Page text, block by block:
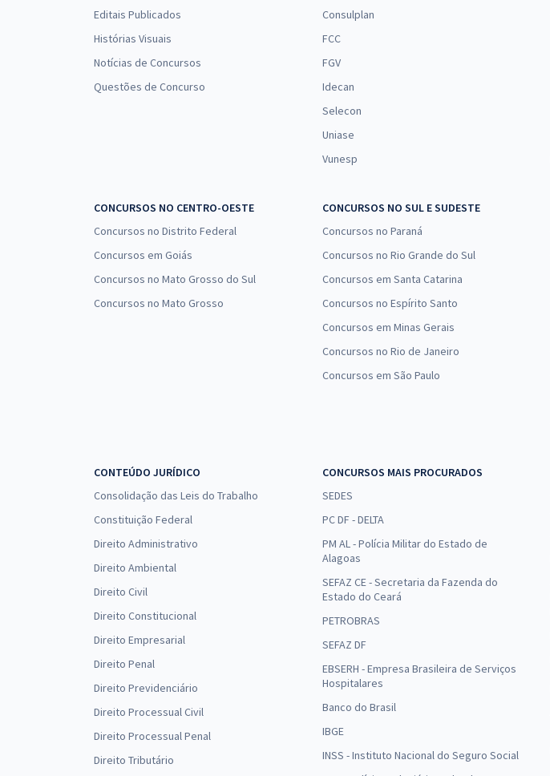
Editais Publicados
Histórias Visuais
Notícias de Concursos
Questões de Concurso
Consulplan
FCC
FGV
Idecan
Selecon
Uniase
Vunesp
CONCURSOS NO CENTRO-OESTE
Concursos no Distrito Federal
Concursos em Goiás
Concursos no Mato Grosso do Sul
Concursos no Mato Grosso
CONCURSOS NO SUL E SUDESTE
Concursos no Paraná
Concursos no Rio Grande do Sul
Concursos em Santa Catarina
Concursos no Espírito Santo
Concursos em Minas Gerais
Concursos no Rio de Janeiro
Concursos em São Paulo
CONTEÚDO JURÍDICO
Consolidação das Leis do Trabalho
Constituição Federal
Direito Administrativo
Direito Ambiental
Direito Civil
Direito Constitucional
Direito Empresarial
Direito Penal
Direito Previdenciário
Direito Processual Civil
Direito Processual Penal
Direito Tributário
CONCURSOS MAIS PROCURADOS
SEDES
PC DF - DELTA
PM AL - Polícia Militar do Estado de
Alagoas
SEFAZ CE - Secretaria da Fazenda do
Estado do Ceará
PETROBRAS
SEFAZ DF
EBSERH - Empresa Brasileira de Serviços
Hospitalares
Banco do Brasil
IBGE
INSS - Instituto Nacional do Seguro Social